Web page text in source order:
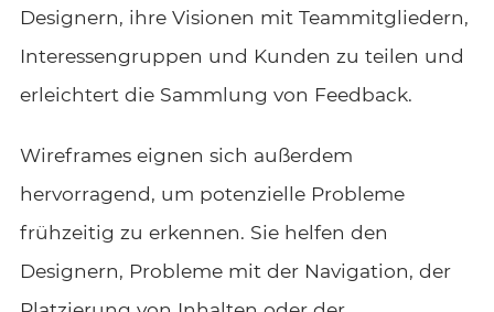
Designern, ihre Visionen mit Teammitgliedern,
Interessengruppen und Kunden zu teilen und
erleichtert die Sammlung von Feedback.
Wireframes eignen sich außerdem
hervorragend, um potenzielle Probleme
frühzeitig zu erkennen. Sie helfen den
Designern, Probleme mit der Navigation, der